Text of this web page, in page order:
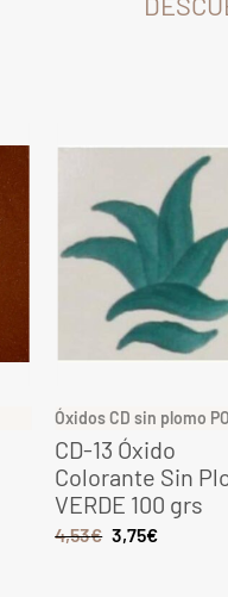
Óxidos CD sin plomo
CD-13 Óxido
Colorante Sin
VERDE 100 grs
4,53€ 3,75€